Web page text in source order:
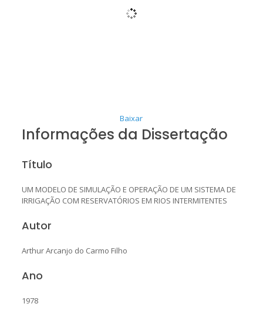
Baixar
Informações da Dissertação
Título
UM MODELO DE SIMULAÇÃO E OPERAÇÃO DE UM SISTEMA DE
IRRIGAÇÃO COM RESERVATÓRIOS EM RIOS INTERMITENTES
Autor
Arthur Arcanjo do Carmo Filho
Ano
1978